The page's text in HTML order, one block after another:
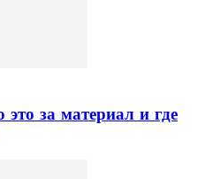
это за материал и где